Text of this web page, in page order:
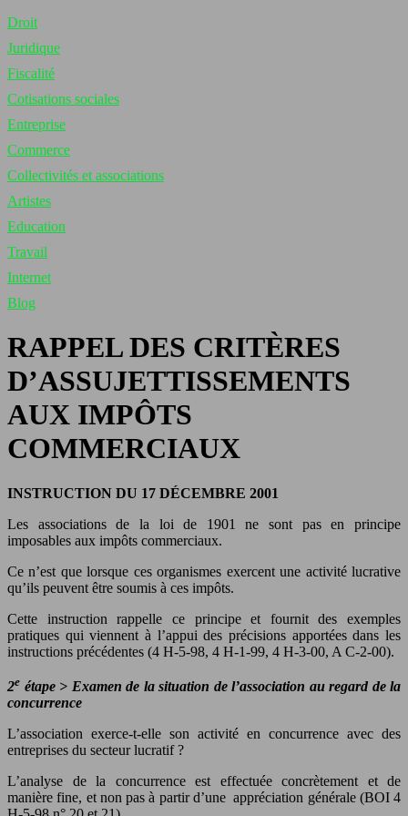
Droit
Juridique
Fiscalité
Cotisations sociales
Entreprise
Commerce
Collectivités et associations
Artistes
Education
Travail
Internet
Blog
RAPPEL DES CRITÈRES
D’ASSUJETTISSEMENTS
AUX IMPÔTS
COMMERCIAUX
INSTRUCTION DU 17 DÉCEMBRE 2001
Les associations de la loi de 1901 ne sont pas en principe
imposables aux impôts commerciaux.
Ce n’est que lorsque ces organismes exercent une activité lucrative
qu’ils peuvent être soumis à ces impôts.
Cette instruction rappelle ce principe et fournit des exemples
pratiques qui viennent à l’appui des précisions apportées dans les
instructions précédentes (4 H-5-98, 4 H-1-99, 4 H-3-00, A C-2-00).
2e étape > Examen de la situation de l’association au regard de la
concurrence
L’association exerce-t-elle son activité en concurrence avec des
entreprises du secteur lucratif ?
L’analyse de la concurrence est effectuée concrètement et de
manière fine, et non pas à partir d’une appréciation générale (BOI 4